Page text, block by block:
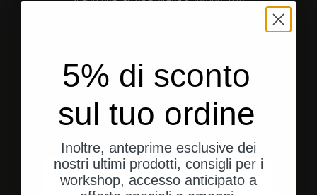
Vai all'elemento 1
Vai all'elemento 2
Vai all'elemento 3
Valutazioni dei clienti
H Henry H.
5% di sconto
sul tuo ordine
Inoltre, anteprime esclusive dei
nostri ultimi prodotti, consigli per i
workshop, accesso anticipato a